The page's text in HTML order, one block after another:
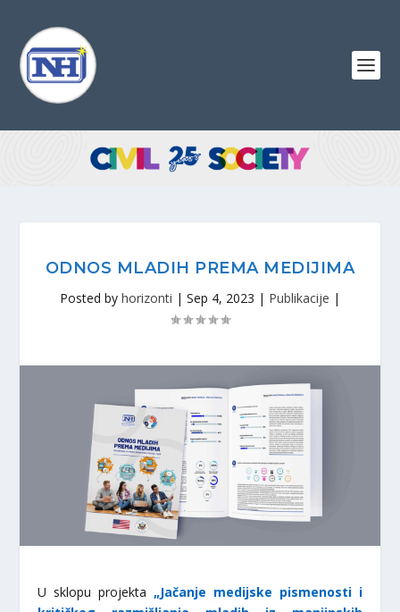
ODNOS MLADIH PREMA MEDIJIMA
Posted by horizonti | Sep 4, 2023 | Publikacije |
U sklopu projekta „Jačanje medijske pismenosti i